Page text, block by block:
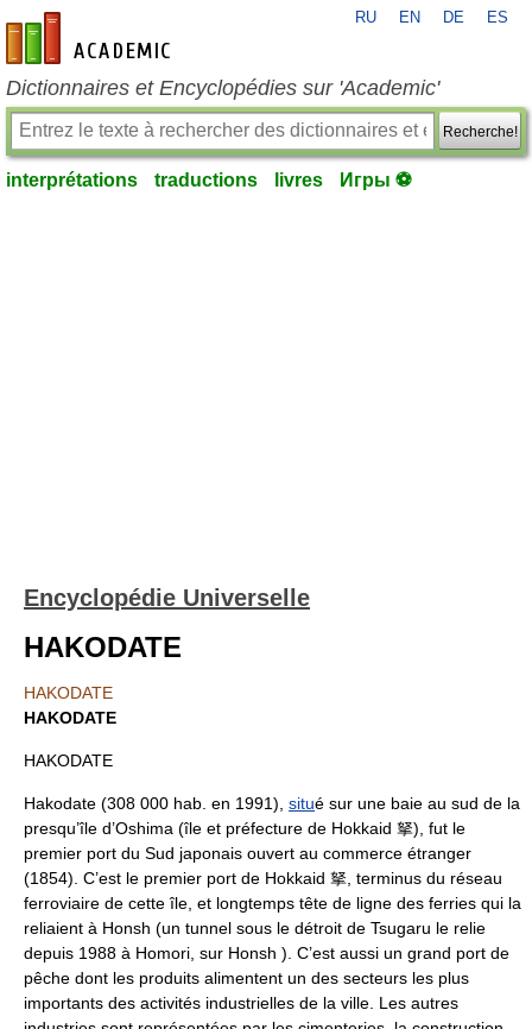
fr-academic.com
RU EN DE ES
Dictionnaires et Encyclopédies sur 'Academic'
Recherche!
interprétations traductions livres Игры ⚽
Encyclopédie Universelle
HAKODATE
HAKODATE
HAKODATE
HAKODATE
Hakodate (308 000 hab. en 1991), situé sur une baie au sud de la
presqu’île d’Oshima (île et préfecture de Hokkaid 拏), fut le
premier port du Sud japonais ouvert au commerce étranger
(1854). C’est le premier port de Hokkaid 拏, terminus du réseau
ferroviaire de cette île, et longtemps tête de ligne des ferries qui la
reliaient à Honsh (un tunnel sous le détroit de Tsugaru le relie
depuis 1988 à Homori, sur Honsh ). C’est aussi un grand port de
pêche dont les produits alimentent un des secteurs les plus
importants des activités industrielles de la ville. Les autres